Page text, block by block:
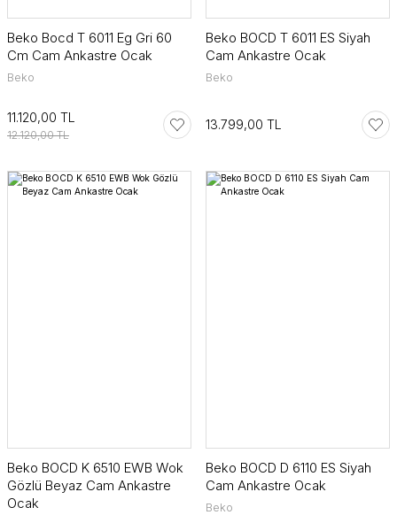
Beko Bocd T 6011 Eg Gri 60
Cm Cam Ankastre Ocak
Beko
11.120,00 TL
12.120,00 TL
Beko BOCD T 6011 ES Siyah
Cam Ankastre Ocak
Beko
13.799,00 TL
Beko BOCD K 6510 EWB Wok
Gözlü Beyaz Cam Ankastre
Ocak
Beko BOCD D 6110 ES Siyah
Cam Ankastre Ocak
Beko